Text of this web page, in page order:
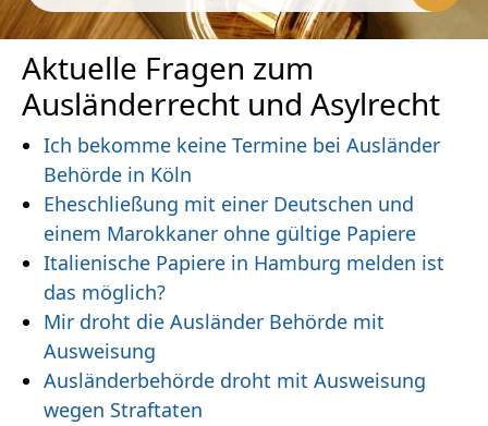
Aktuelle Fragen zum
Ausländerrecht und Asylrecht
Ich bekomme keine Termine bei Ausländer
Behörde in Köln
Eheschließung mit einer Deutschen und
einem Marokkaner ohne gültige Papiere
Italienische Papiere in Hamburg melden ist
das möglich?
Mir droht die Ausländer Behörde mit
Ausweisung
Ausländerbehörde droht mit Ausweisung
wegen Straftaten